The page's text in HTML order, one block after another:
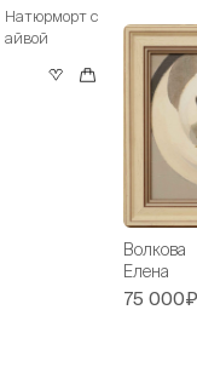
Натюрморт с
айвой
Волкова
Елена
75 000₽